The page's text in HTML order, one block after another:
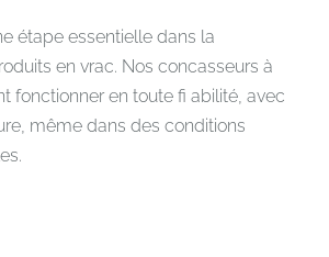
étape essentielle dans la
en vrac. Nos concasseurs à
fonctionner en toute fi abilité, avec
même dans des conditions